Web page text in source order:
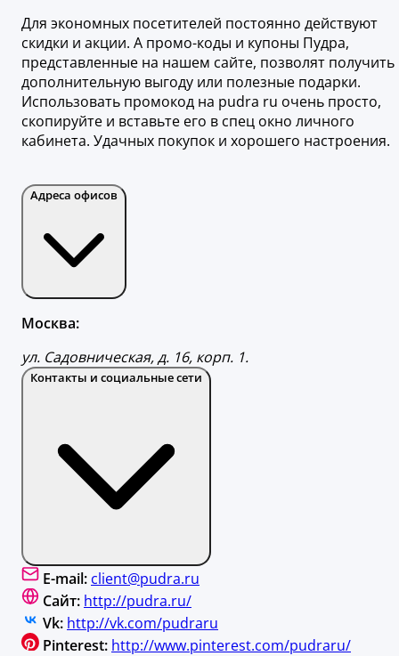
Для экономных посетителей постоянно действуют
скидки и акции. А промо-коды и купоны Пудра,
представленные на нашем сайте, позволят получить
дополнительную выгоду или полезные подарки.
Использовать промокод на pudra ru очень просто,
скопируйте и вставьте его в спец окно личного
кабинета. Удачных покупок и хорошего настроения.
Адреса офисов
Москва:
ул. Садовническая, д. 16, корп. 1.
Контакты и социальные сети
E-mail: client@pudra.ru
Сайт: http://pudra.ru/
Vk: http://vk.com/pudraru
Pinterest: http://www.pinterest.com/pudraru/